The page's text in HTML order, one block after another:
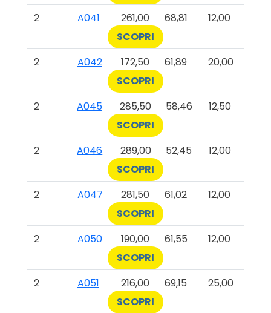
2
A041 261,00 68,81
12,00
SCOPRI
2
A042 172,50 61,89
20,00
SCOPRI
2
A045 285,50 58,46
12,50
SCOPRI
2
A046 289,00 52,45
12,00
SCOPRI
2
A047 281,50 61,02
12,00
SCOPRI
2
A050 190,00 61,55
12,00
SCOPRI
2
A051 216,00 69,15
25,00
SCOPRI